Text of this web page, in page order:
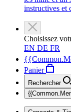
instructives et
Choisissez
EN DE FR
Panier
Rechercher